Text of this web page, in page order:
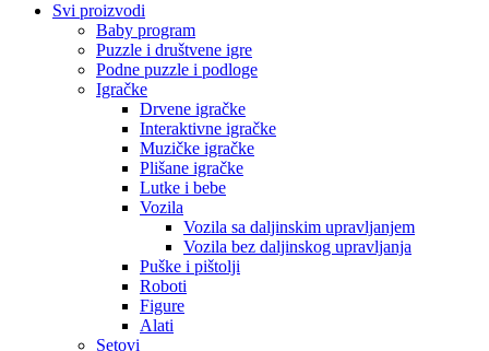
Svi proizvodi
Baby program
Puzzle i društvene igre
Podne puzzle i podloge
Igračke
Drvene igračke
Interaktivne igračke
Muzičke igračke
Plišane igračke
Lutke i bebe
Vozila
Vozila sa daljinskim upravljanjem
Vozila bez daljinskog upravljanja
Puške i pištolji
Roboti
Figure
Alati
Setovi